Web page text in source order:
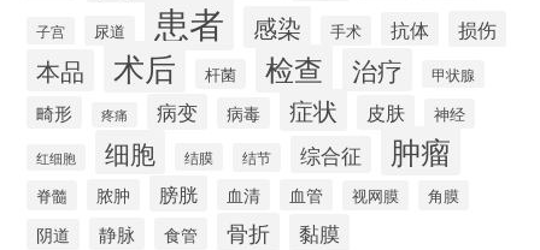
子宫 尿道 患者 感染 手术 抗体 损伤
本品 术后 杆菌 检查 治疗 甲状腺
畸形 疼痛 病变 病毒 症状 皮肤 神经
红细胞 细胞 结膜 结节 综合征 肿瘤
脊髓 脓肿 膀胱 血清 血管 视网膜 角膜
阴道 静脉 食管 骨折 黏膜